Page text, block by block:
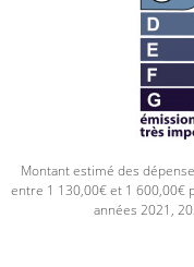
Montant estimé des
entre 1 130,00€ et 1 600,00€
années 2021,